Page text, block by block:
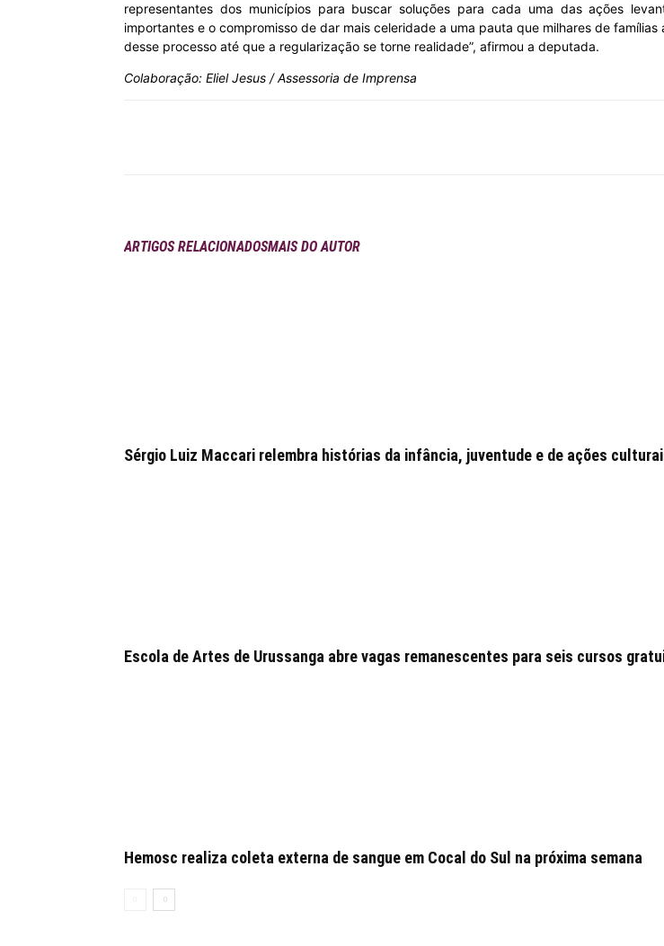
representantes dos municípios para buscar soluções para cada uma das ações
importantes e o compromisso de dar mais celeridade a uma pauta que milhares de
desse processo até que a regularização se torne realidade”, afirmou a deputada.
Colaboração: Eliel Jesus / Assessoria de Imprensa
ARTIGOS RELACIONADOSMAIS DO AUTOR
Sérgio Luiz Maccari relembra histórias da infância, juventude e de ações
Escola de Artes de Urussanga abre vagas remanescentes para seis cursos
Hemosc realiza coleta externa de sangue em Cocal do Sul na próxima semana